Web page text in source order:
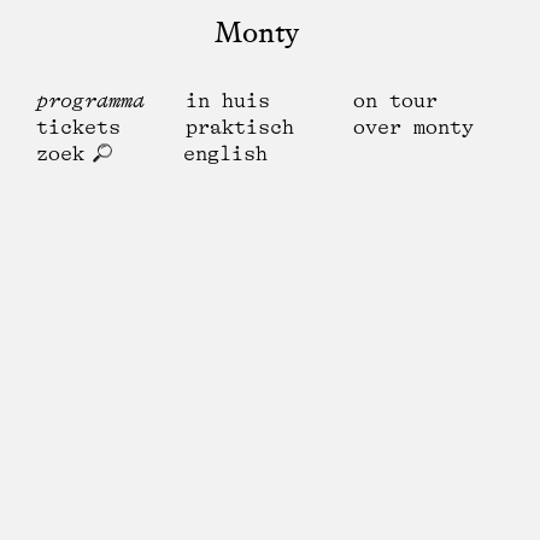
Monty
programma in huis
on tour
tickets
praktisch
over monty
zoek
english